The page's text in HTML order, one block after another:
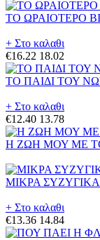
ΤΟ ΩΡΑΙΟΤΕΡΟ
+ Στο καλαθι
€16.22 18.02
ΤΟ ΠΑΙΔΙ ΤΟΥ
+ Στο καλαθι
€12.40 13.78
Η ΖΩΗ ΜΟΥ ΜΕ
ΜΙΚΡΑ
+ Στο καλαθι
€13.36 14.84